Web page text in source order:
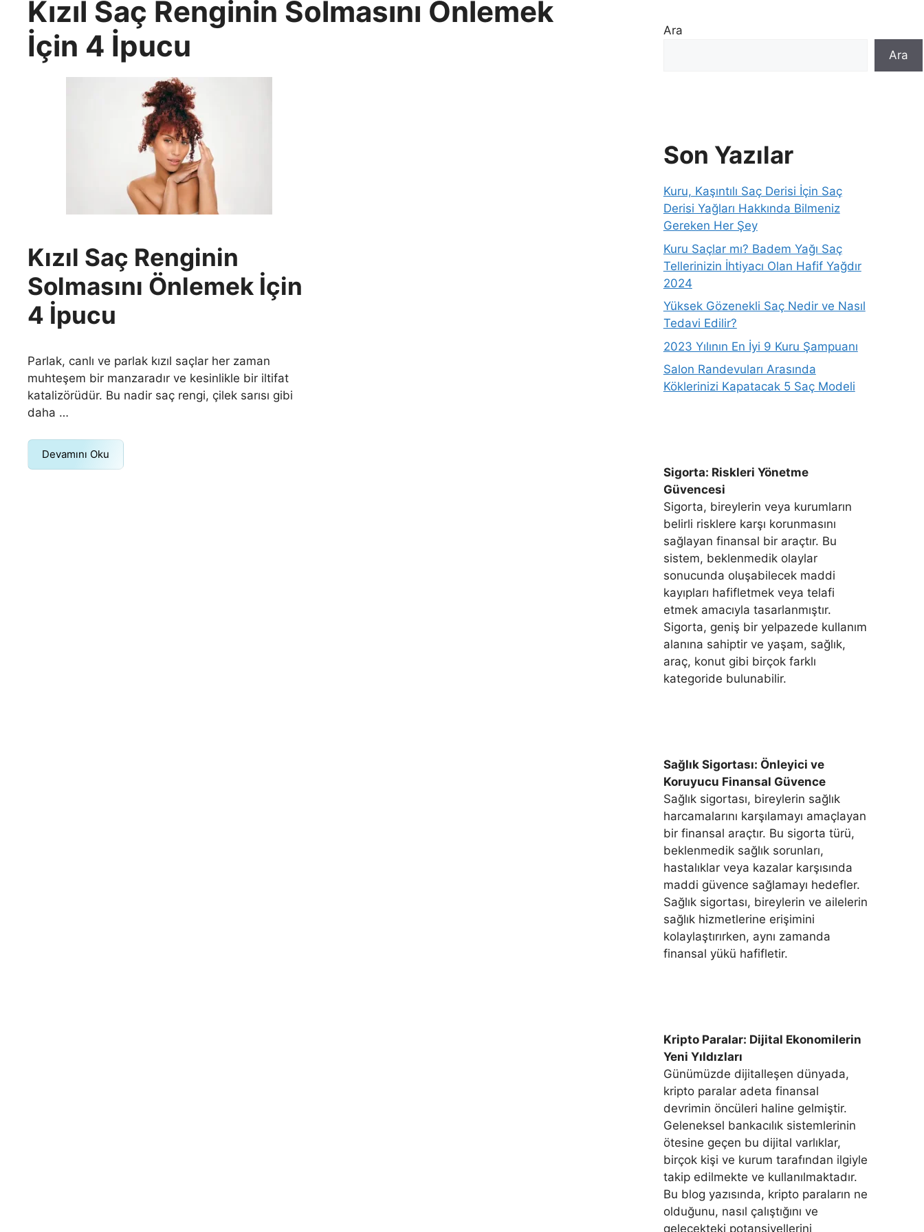
Kızıl Saç Renginin Solmasını Önlemek
İçin 4 İpucu
Kızıl Saç Renginin
Solmasını Önlemek İçin
4 İpucu
Parlak, canlı ve parlak kızıl saçlar her zaman
muhteşem bir manzaradır ve kesinlikle bir iltifat
katalizörüdür. Bu nadir saç rengi, çilek sarısı gibi
daha …
Devamını Oku
Ara
Ara
Son Yazılar
Kuru, Kaşıntılı Saç Derisi İçin Saç
Derisi Yağları Hakkında Bilmeniz
Gereken Her Şey
Kuru Saçlar mı? Badem Yağı Saç
Tellerinizin İhtiyacı Olan Hafif Yağdır
2024
Yüksek Gözenekli Saç Nedir ve Nasıl
Tedavi Edilir?
2023 Yılının En İyi 9 Kuru Şampuanı
Salon Randevuları Arasında
Köklerinizi Kapatacak 5 Saç Modeli
Sigorta: Riskleri Yönetme
Güvencesi
Sigorta, bireylerin veya kurumların
belirli risklere karşı korunmasını
sağlayan finansal bir araçtır. Bu
sistem, beklenmedik olaylar
sonucunda oluşabilecek maddi
kayıpları hafifletmek veya telafi
etmek amacıyla tasarlanmıştır.
Sigorta, geniş bir yelpazede kullanım
alanına sahiptir ve yaşam, sağlık,
araç, konut gibi birçok farklı
kategoride bulunabilir.
Sağlık Sigortası: Önleyici ve
Koruyucu Finansal Güvence
Sağlık sigortası, bireylerin sağlık
harcamalarını karşılamayı amaçlayan
bir finansal araçtır. Bu sigorta türü,
beklenmedik sağlık sorunları,
hastalıklar veya kazalar karşısında
maddi güvence sağlamayı hedefler.
Sağlık sigortası, bireylerin ve ailelerin
sağlık hizmetlerine erişimini
kolaylaştırırken, aynı zamanda
finansal yükü hafifletir.
Kripto Paralar: Dijital Ekonomilerin
Yeni Yıldızları
Günümüzde dijitalleşen dünyada,
kripto paralar adeta finansal
devrimin öncüleri haline gelmiştir.
Geleneksel bankacılık sistemlerinin
ötesine geçen bu dijital varlıklar,
birçok kişi ve kurum tarafından ilgiyle
takip edilmekte ve kullanılmaktadır.
Bu blog yazısında, kripto paraların ne
olduğunu, nasıl çalıştığını ve
gelecekteki potansiyellerini